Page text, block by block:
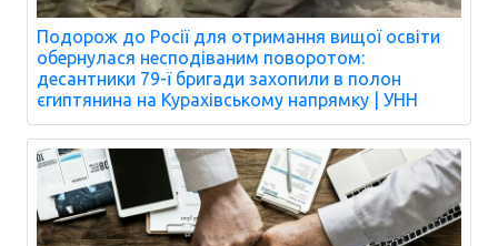
Подорож до Росії для отримання вищої освіти
обернулася несподіваним поворотом:
десантники 79-ї бригади захопили в полон
єгиптянина на Курахівському напрямку | УНН